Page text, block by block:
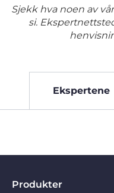
Sjekk hva noen av
si.
Ekspertene
Produkter